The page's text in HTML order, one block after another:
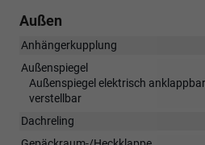
Außen
Anhängerkupplung
Außenspiegel
Außenspiegel elektrisch
verstellbar
Dachreling